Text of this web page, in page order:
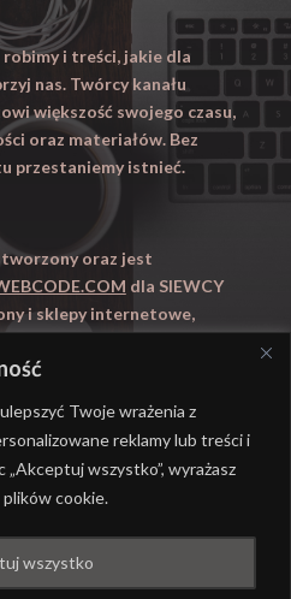
Twoje wrażenia z
reklamy lub treści i
„Akceptuj wszystko”, wyrażasz
plików cookie.
wszystko
i treści, jakie dla
nas. Twórcy kanału
większość swojego czasu,
oraz materiałów. Bez
przestaniemy istnieć.
oraz jest
dla SIEWCY
i sklepy internetowe,